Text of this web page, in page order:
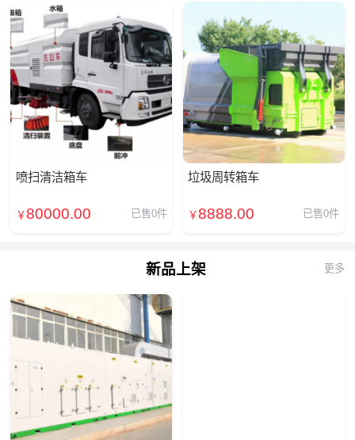
喷扫清洁箱车
￥80000.00 已售0件
垃圾周转箱车
￥8888.00 已售0件
新品上架 更多